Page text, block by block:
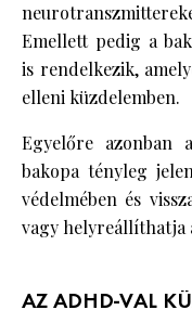
Emellett pedig a
is rendelkezik,
elleni küzdelemben.
Egyelőre azonban
bakopa tényleg
védelmében és
vagy helyreállíthatja
AZ ADHD-VAL